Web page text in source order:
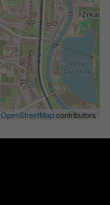
OpenStreetMapcontributors